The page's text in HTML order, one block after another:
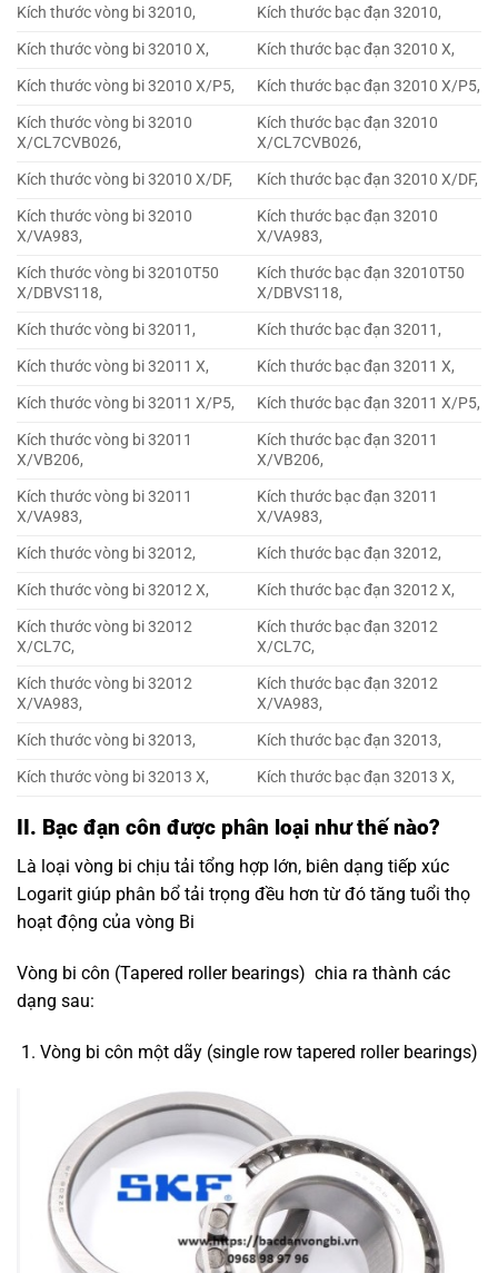
Kích thước vòng bi 32010,
Kích thước bạc đạn 32010,
Kích thước vòng bi 32010 X,
Kích thước bạc đạn 32010 X,
Kích thước vòng bi 32010 X/P5,
Kích thước bạc đạn 32010 X/P5,
Kích thước vòng bi 32010
X/CL7CVB026,
Kích thước bạc đạn 32010
X/CL7CVB026,
Kích thước vòng bi 32010 X/DF,
Kích thước bạc đạn 32010 X/DF,
Kích thước vòng bi 32010
X/VA983,
Kích thước bạc đạn 32010
X/VA983,
Kích thước vòng bi 32010T50
X/DBVS118,
Kích thước bạc đạn 32010T50
X/DBVS118,
Kích thước vòng bi 32011,
Kích thước bạc đạn 32011,
Kích thước vòng bi 32011 X,
Kích thước bạc đạn 32011 X,
Kích thước vòng bi 32011 X/P5,
Kích thước bạc đạn 32011 X/P5,
Kích thước vòng bi 32011
X/VB206,
Kích thước bạc đạn 32011
X/VB206,
Kích thước vòng bi 32011
X/VA983,
Kích thước bạc đạn 32011
X/VA983,
Kích thước vòng bi 32012,
Kích thước bạc đạn 32012,
Kích thước vòng bi 32012 X,
Kích thước bạc đạn 32012 X,
Kích thước vòng bi 32012
X/CL7C,
Kích thước bạc đạn 32012
X/CL7C,
Kích thước vòng bi 32012
X/VA983,
Kích thước bạc đạn 32012
X/VA983,
Kích thước vòng bi 32013,
Kích thước bạc đạn 32013,
Kích thước vòng bi 32013 X,
Kích thước bạc đạn 32013 X,
II. Bạc đạn côn được phân loại như thế nào?
Là loại vòng bi chịu tải tổng hợp lớn, biên dạng tiếp xúc
Logarit giúp phân bổ tải trọng đều hơn từ đó tăng tuổi thọ
hoạt động của vòng Bi
Vòng bi côn (Tapered roller bearings) chia ra thành các
dạng sau:
Vòng bi côn một dãy (single row tapered roller bearings)